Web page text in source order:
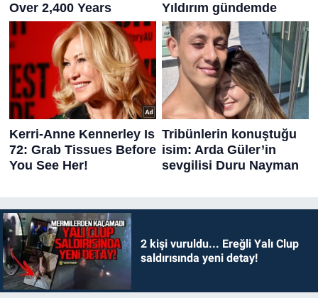
2 kişi vuruldu... Ereğli Yalı Clup
saldırısında yeni detay!